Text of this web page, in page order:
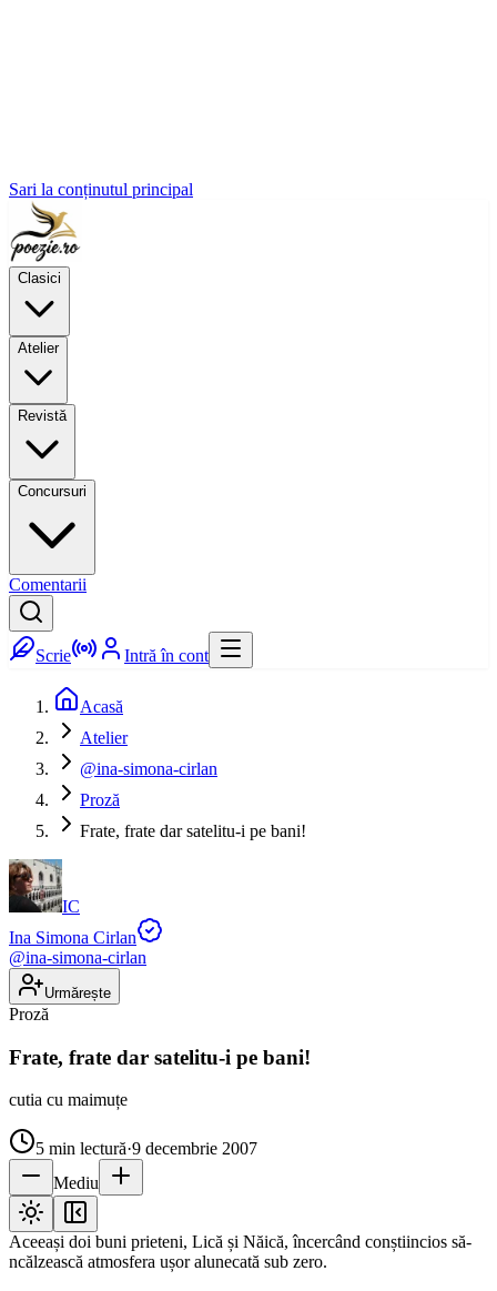
Sari la conținutul principal
Clasici
Atelier
Revistă
Concursuri
Comentarii
Scrie Intră în cont
Acasă
Atelier
@ina-simona-cirlan
Proză
Frate, frate dar satelitu-i pe bani!
IC
Ina Simona Cirlan
@ina-simona-cirlan
Urmărește
Proză
Frate, frate dar satelitu-i pe bani!
cutia cu maimuțe
5 min lectură·9 decembrie 2007
Mediu
Aceeași doi buni prieteni, Lică și Năică, încercând conștiincios să-
ncălzească atmosfera ușor alunecată sub zero.